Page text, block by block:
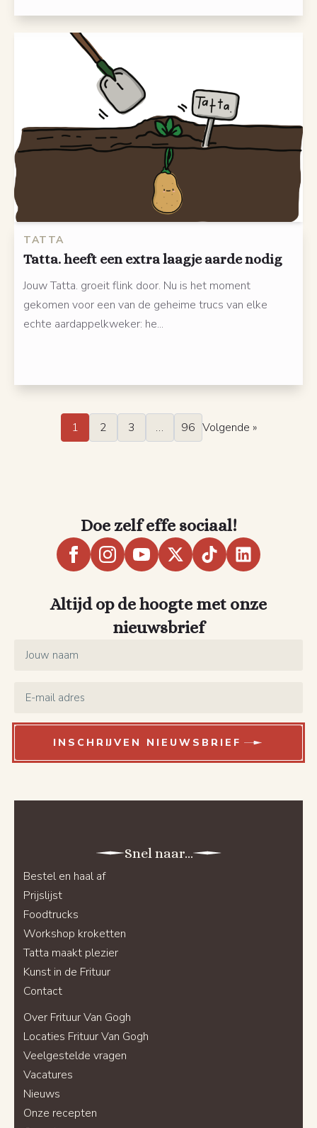
TATTA
Tatta. heeft een extra laagje aarde nodig
Jouw Tatta. groeit flink door. Nu is het moment
gekomen voor een van de geheime trucs van elke
echte aardappelkweker: he...
1 2 3 … 96 Volgende »
Doe zelf effe sociaal!
Altijd op de hoogte met onze
nieuwsbrief
INSCHRIJVEN NIEUWSBRIEF
Snel naar...
Bestel en haal af
Prijslijst
Foodtrucks
Workshop kroketten
Tatta maakt plezier
Kunst in de Frituur
Contact
Over Frituur Van Gogh
Locaties Frituur Van Gogh
Veelgestelde vragen
Vacatures
Nieuws
Onze recepten